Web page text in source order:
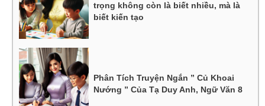
trọng không còn là biết nhiều, mà là
biết kiến tạo
Phân Tích Truyện Ngắn ” Củ Khoai
Nướng ” Của Tạ Duy Anh, Ngữ Văn 8